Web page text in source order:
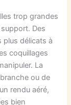
trop grandes
Des
plus délicats à
coquillages
La
ou de
rendu aéré,
bien